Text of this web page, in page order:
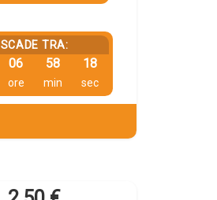
SCADE TRA:
06
ore
58
min
17
sec